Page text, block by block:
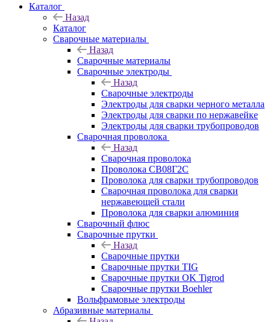
Каталог
Назад
Каталог
Сварочные материалы
Назад
Сварочные материалы
Сварочные электроды
Назад
Сварочные электроды
Электроды для сварки черного металла
Электроды для сварки по нержавейке
Электроды для сварки трубопроводов
Сварочная проволока
Назад
Сварочная проволока
Проволока СВ08Г2С
Проволока для сварки трубопроводов
Сварочная проволока для сварки
нержавеющей стали
Проволока для сварки алюминия
Сварочный флюс
Сварочные прутки
Назад
Сварочные прутки
Сварочные прутки TIG
Сварочные прутки OK Tigrod
Сварочные прутки Boehler
Вольфрамовые электроды
Абразивные материалы